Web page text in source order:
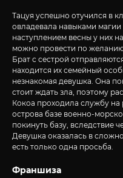
Тацуя успешно отучился в
овладевала навыками магии
наступлением весны у них
можно провести по
Брат с сестрой
находится их семейный
незнакомая девушка. Она
стоит ждать зла, поэтому
Кокоа проходила службу
острова базе военно-
покинуть базу, вследствие
Девушка оказалась в
есть только одна просьба.
Франшиза